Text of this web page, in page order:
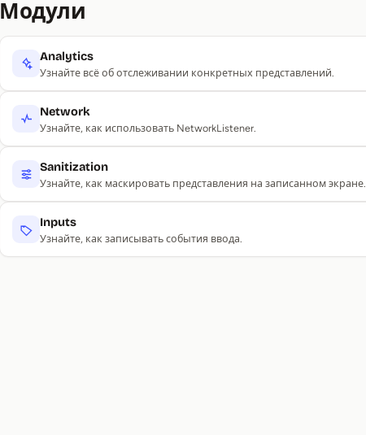
Модули
Analytics
Узнайте всё об отслеживании конкретных представлений.
Network
Узнайте, как использовать NetworkListener.
Sanitization
Узнайте, как маскировать представления на записанном экране.
Inputs
Узнайте, как записывать события ввода.